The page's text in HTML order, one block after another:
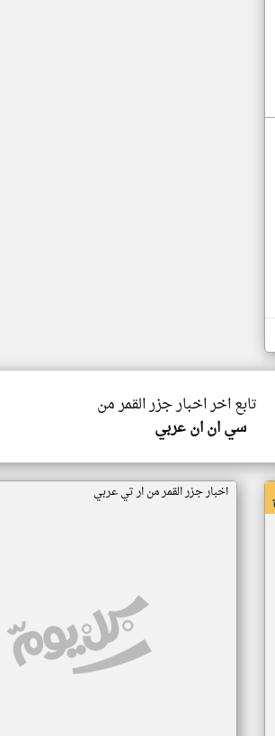
تابع اخر اخبار جزر القمر من
سي ان ان عربي
اخبار جزر القمر من ار تي عربي